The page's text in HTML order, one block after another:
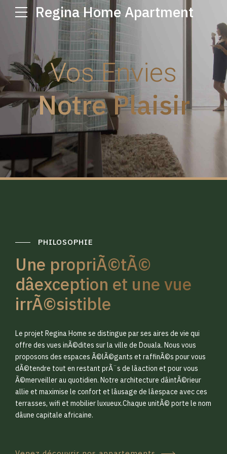
Regina Home Apartment
Vos Envies
Notre Plaisir
PHILOSOPHIE
Une propriÃ©tÃ©
dâexception et une vue
irrÃ©sistible
Le projet Regina Home se distingue par ses aires de vie qui
offre des vues inÃ©dites sur la ville de Douala. Nous vous
proposons des espaces Ã©lÃ©gants et raffinÃ©s pour vous
dÃ©tendre tout en restant prÃ¨s de lâaction et pour vous
Ã©merveiller au quotidien. Notre architecture dâintÃ©rieur
allie et maximise le confort et lâusage de lâespace avec ces
terrasses, wifi et mobilier luxueux.Chaque unitÃ© porte le nom
dâune capitale africaine.
0
1
2
3
0
1
2
3